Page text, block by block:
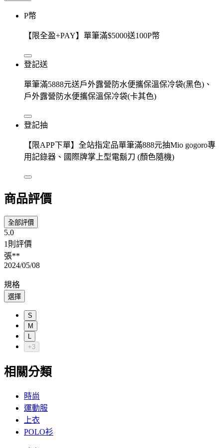
P幣
【限全盈+PAY】單筆滿$5000送100P幣
登記送
單筆滿5888元送戶外露營防水便攜保溫保冷袋(黑色)、
戶外露營防水便攜保溫保冷袋(卡其色)
登記抽
【限APP下單】全站指定品單筆滿888元抽Mio gogoro專
用記錄器、國際牌掌上型電鬍刀 (顏色隨機)
商品評價
全部評價
5.0
1則評價
張**
2024/05/08
規格
選擇
S
M
L
+3
相關分類
時尚
運動服
上衣
POLO衫